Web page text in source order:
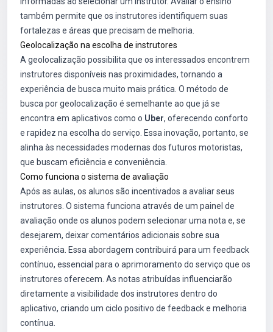
também permite que os instrutores identifiquem suas
fortalezas e áreas que precisam de melhoria.
Geolocalização na escolha de instrutores
A geolocalização possibilita que os interessados encontrem
instrutores disponíveis nas proximidades, tornando a
experiência de busca muito mais prática. O método de
busca por geolocalização é semelhante ao que já se
encontra em aplicativos como o Uber, oferecendo conforto
e rapidez na escolha do serviço. Essa inovação, portanto, se
alinha às necessidades modernas dos futuros motoristas,
que buscam eficiência e conveniência.
Como funciona o sistema de avaliação
Após as aulas, os alunos são incentivados a avaliar seus
instrutores. O sistema funciona através de um painel de
avaliação onde os alunos podem selecionar uma nota e, se
desejarem, deixar comentários adicionais sobre sua
experiência. Essa abordagem contribuirá para um feedback
contínuo, essencial para o aprimoramento do serviço que os
instrutores oferecem. As notas atribuídas influenciarão
diretamente a visibilidade dos instrutores dentro do
aplicativo, criando um ciclo positivo de feedback e melhoria
contínua.